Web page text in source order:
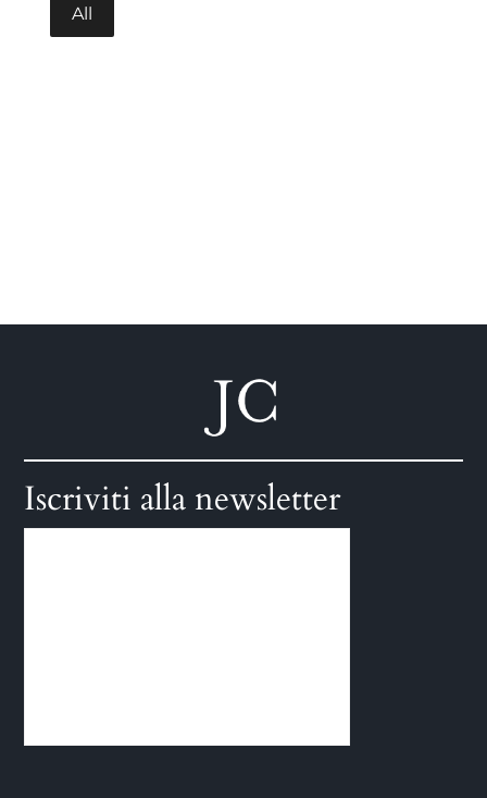
All
Iscriviti alla newsletter